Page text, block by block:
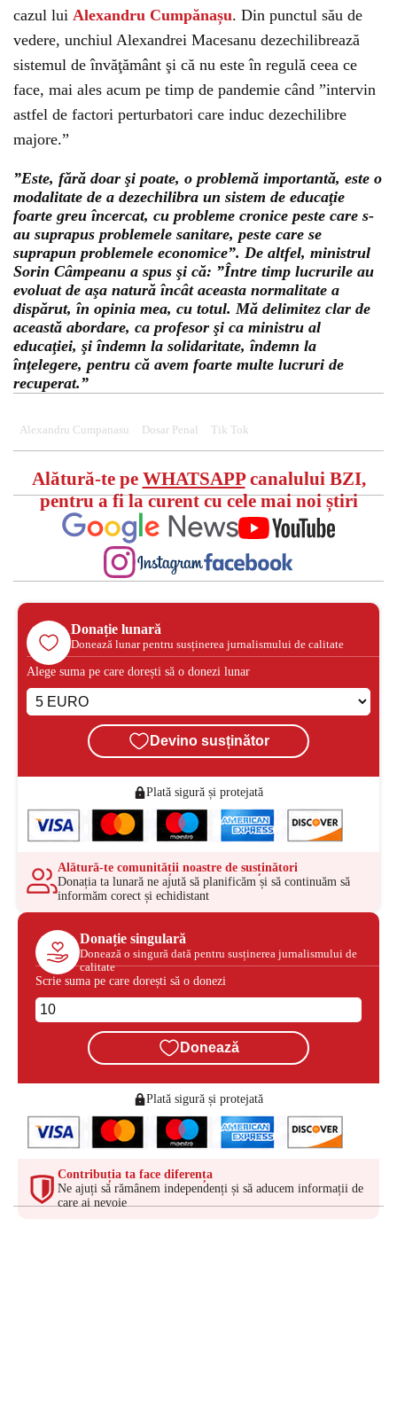
cazul lui Alexandru Cumpănașu. Din punctul său de
vedere, unchiul Alexandrei Macesanu dezechilibrează
sistemul de învăţământ şi că nu este în regulă ceea ce
face, mai ales acum pe timp de pandemie când ”intervin
astfel de factori perturbatori care induc dezechilibre
majore.”
”Este, fără doar şi poate, o problemă importantă, este o
modalitate de a dezechilibra un sistem de educaţie
foarte greu încercat, cu probleme cronice peste care s-
au suprapus problemele sanitare, peste care se
suprapun problemele economice”. De altfel, ministrul
Sorin Câmpeanu a spus şi că: ”Între timp lucrurile au
evoluat de aşa natură încât aceasta normalitate a
dispărut, în opinia mea, cu totul. Mă delimitez clar de
această abordare, ca profesor şi ca ministru al
educaţiei, şi îndemn la solidaritate, îndemn la
înţelegere, pentru că avem foarte multe lucruri de
recuperat.”
Alexandru Cumpanasu Dosar Penal Tik Tok
Alătură-te pe WHATSAPPcanalului BZI,
pentru a fi la curent cu cele mai noi știri
Donație lunară
Donează lunar pentru susținerea jurnalismului de calitate
Alege suma pe care dorești să o donezi lunar
Devino susținător
Plată sigură și protejată
Alătură-te comunității noastre de susținători
Donația ta lunară ne ajută să planificăm și să continuăm să
informăm corect și echidistant
Donație singulară
Donează o singură dată pentru susținerea jurnalismului de
calitate
Scrie suma pe care dorești să o donezi
Donează
Plată sigură și protejată
Contribuția ta face diferența
Ne ajuți să rămânem independenți și să aducem informații de
care ai nevoie